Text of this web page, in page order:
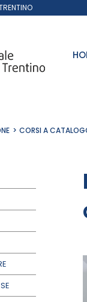
CORSI A